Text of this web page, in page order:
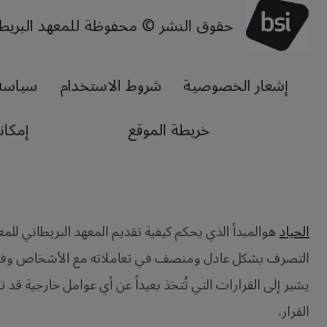
حقوق النشر © محفوظة للمعهد البريطاني
إشعار الخصوصية
شروط الاستخدام
خريطة الموقع
الحيادهوالمبدأ الذي يحكم كيفية تقديم المعهد البريطاني
التصرف بشكل عادل ومنصف في تعاملاته مع الأشخاص
يشير إلى القرارات التي تُتخذ بعيداً عن أي عوامل خارجية
القرار.